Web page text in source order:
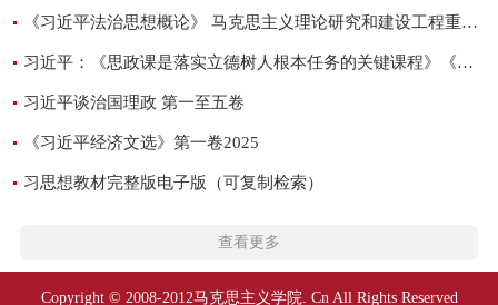
《习近平法治思想概论》 马克思主义理论研究和建设工程重点教材 高等教...
习近平：《思政课是落实立德树人根本任务的关键课程》《求是》2020 年第...
习近平谈治国理政 第一至五卷
《习近平经济文选》第一卷2025
习思想教材完整版电子版（可复制检索）
查看更多
Copyright © 2008-2012马克思主义学院. Cn All Rights Reserved